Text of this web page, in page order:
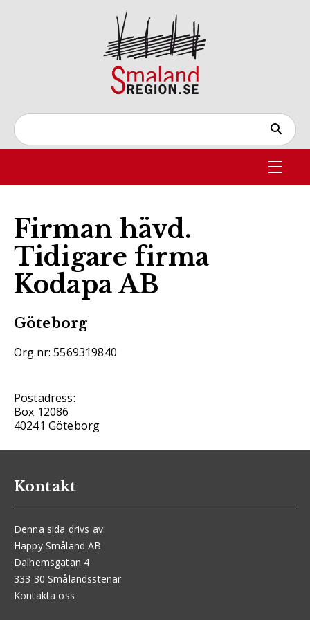
Firman hävd.
Tidigare firma
Kodapa AB
Göteborg
Org.nr: 5569319840
Postadress:
Box 12086
40241 Göteborg
Kontakt
Denna sida drivs av:
Happy Småland AB
Dalhemsgatan 4
333 30 Smålandsstenar
Kontakta oss